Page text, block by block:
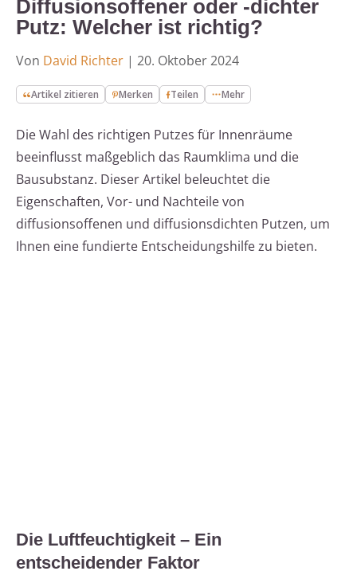
Diffusionsoffener oder -dichter
Putz: Welcher ist richtig?
Von David Richter | 20. Oktober 2024
Artikel zitieren Merken Teilen Mehr
Die Wahl des richtigen Putzes für Innenräume
beeinflusst maßgeblich das Raumklima und die
Bausubstanz. Dieser Artikel beleuchtet die
Eigenschaften, Vor- und Nachteile von
diffusionsoffenen und diffusionsdichten Putzen, um
Ihnen eine fundierte Entscheidungshilfe zu bieten.
Die Luftfeuchtigkeit – Ein
entscheidender Faktor